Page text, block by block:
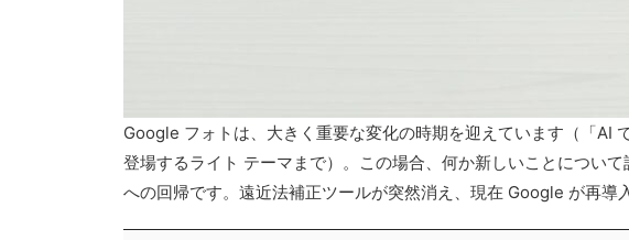
Google フォトは、大きく重要な変化の時期を迎えています（「AI
登場するライト テーマまで）。この場合、何か新しいことについ
への回帰です。遠近法補正ツールが突然消え、現在 Google が再導